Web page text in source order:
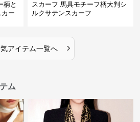
柄と
ー
スカーフ 馬具モチーフ柄大判シ
ルクサテンスカーフ
気アイテム一覧へ ›
ム